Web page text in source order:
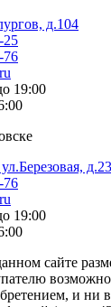
д.104
25
76
19:00
д.23
76
19:00
сайте
и ни